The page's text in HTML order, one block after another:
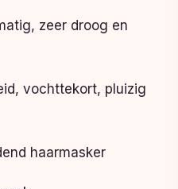
zeer droog en
vochttekort, pluizig
haarmasker